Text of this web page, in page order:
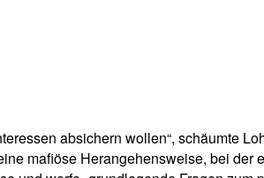
absichern wollen“, schäumte
mafiöse Herangehensweise, bei der